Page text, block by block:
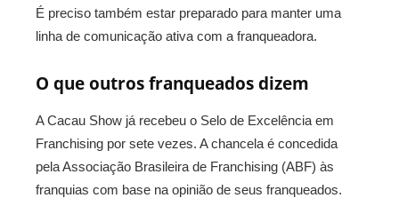
É preciso também estar preparado para manter uma
linha de comunicação ativa com a franqueadora.
O que outros franqueados dizem
A Cacau Show já recebeu o Selo de Excelência em
Franchising por sete vezes. A chancela é concedida
pela Associação Brasileira de Franchising (ABF) às
franquias com base na opinião de seus franqueados.